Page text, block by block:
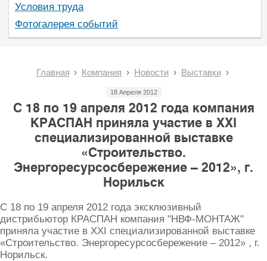
Условия труда
Фотогалерея событий
Главная Компания Новости Выставки
18 Апреля 2012
С 18 по 19 апреля 2012 года компания
КРАСПАН приняла участие в XXI
специализированной выставке
«Строительство.
Энергоресурсосбережение – 2012», г.
Норильск
С 18 по 19 апреля 2012 года эксклюзивный
дистрибьютор КРАСПАН компания "НВФ-МОНТАЖ"
приняла участие в XXI специализированной выставке
«Строительство. Энергоресурсосбережение – 2012» , г.
Норильск.